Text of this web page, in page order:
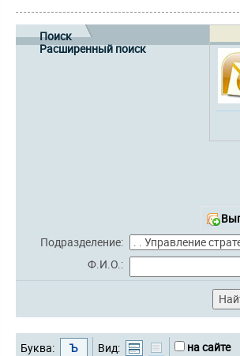
Поиск
Расширенный поиск
Подразделение:
Ф.И.О.:
Буква: Ъ Вид: на сайте